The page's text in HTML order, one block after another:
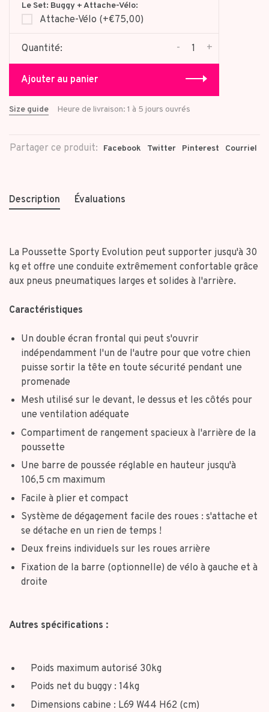
Le Set: Buggy + Attache-Vélo:
Attache-Vélo (+€75,00)
Quantité: +
-
Ajouter au panier
Size guide Heure de livraison: 1 à 5 jours ouvrés
Partager ce produit: Facebook Twitter Pinterest Courriel
Description Évaluations
La Poussette Sporty Evolution peut supporter jusqu'à 30
kg et offre une conduite extrêmement confortable grâce
aux pneus pneumatiques larges et solides à l'arrière.
Caractéristiques
Un double écran frontal qui peut s'ouvrir
indépendamment l'un de l'autre pour que votre chien
puisse sortir la tête en toute sécurité pendant une
promenade
Mesh utilisé sur le devant, le dessus et les côtés pour
une ventilation adéquate
Compartiment de rangement spacieux à l'arrière de la
poussette
Une barre de poussée réglable en hauteur jusqu'à
106,5 cm maximum
Facile à plier et compact
Système de dégagement facile des roues : s'attache et
se détache en un rien de temps !
Deux freins individuels sur les roues arrière
Fixation de la barre (optionnelle) de vélo à gauche et à
droite
Autres spécifications :
Poids maximum autorisé 30kg
Poids net du buggy : 14kg
Dimensions cabine : L69 W44 H62 (cm)